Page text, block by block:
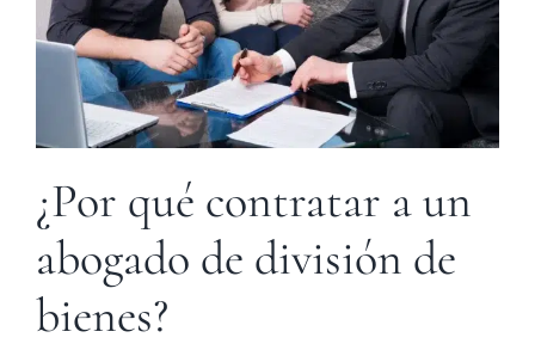
¿Por qué contratar a un
abogado de división de
bienes?